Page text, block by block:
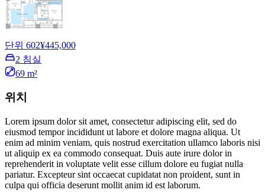
단위 602¥445,000
2 침실
69 m²
위치
Lorem ipsum dolor sit amet, consectetur adipiscing elit, sed do
eiusmod tempor incididunt ut labore et dolore magna aliqua. Ut
enim ad minim veniam, quis nostrud exercitation ullamco laboris nisi
ut aliquip ex ea commodo consequat. Duis aute irure dolor in
reprehenderit in voluptate velit esse cillum dolore eu fugiat nulla
pariatur. Excepteur sint occaecat cupidatat non proident, sunt in
culpa qui officia deserunt mollit anim id est laborum.